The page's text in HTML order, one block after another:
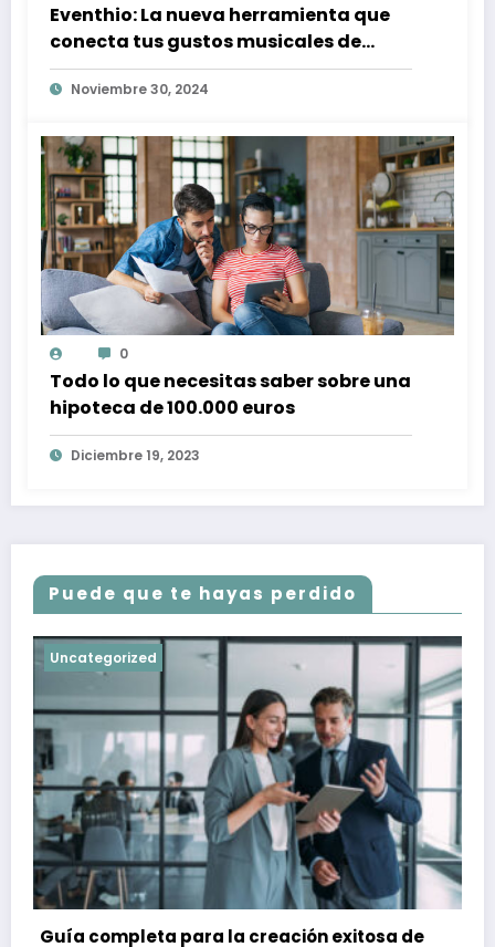
Eventhio: La nueva herramienta que
conecta tus gustos musicales de
Spotify con conciertos en tu zona
Noviembre 30, 2024
0
Todo lo que necesitas saber sobre una
hipoteca de 100.000 euros
Diciembre 19, 2023
Puede que te hayas perdido
Uncategorized
Guía completa para la creación exitosa de